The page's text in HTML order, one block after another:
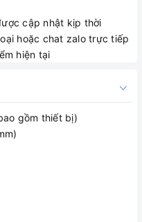
cập nhật kịp thời
hoặc chat zalo trực tiếp
hiện tại
gồm thiết bị)